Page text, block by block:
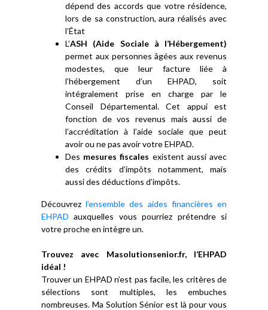
dépend des accords que votre résidence,
lors de sa construction, aura réalisés avec
l’État
L’ASH (Aide Sociale à l’Hébergement)
permet aux personnes âgées aux revenus
modestes, que leur facture liée à
l’hébergement d’un EHPAD, soit
intégralement prise en charge par le
Conseil Départemental. Cet appui est
fonction de vos revenus mais aussi de
l’accréditation à l’aide sociale que peut
avoir ou ne pas avoir votre EHPAD.
Des mesures fiscales existent aussi avec
des crédits d’impôts notamment, mais
aussi des déductions d’impôts.
Découvrezl’ensemble des aides financières en
EHPADauxquelles vous pourriez prétendre si
votre proche en intègre un.
Trouvez avec Masolutionsenior.fr, l’EHPAD
idéal !
Trouver un EHPAD n’est pas facile, les critères de
sélections sont multiples, les embuches
nombreuses. Ma Solution Sénior est là pour vous